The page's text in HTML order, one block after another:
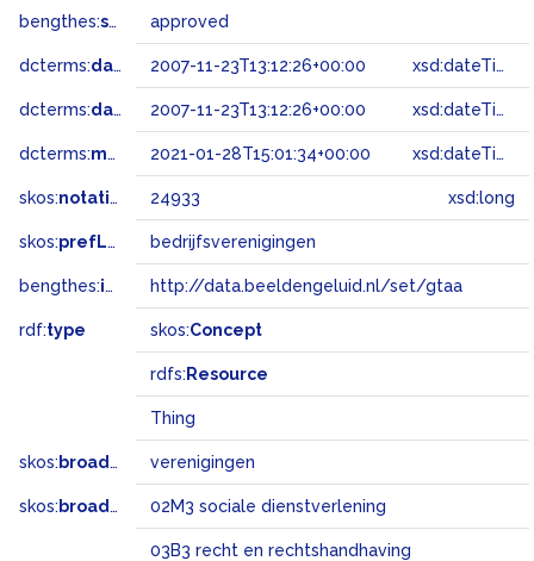
bengthes:status approved
dcterms:dateAccepted 2007-11-23T13:12:26+00:00 xsd:dateTime
dcterms:dateSubmitted 2007-11-23T13:12:26+00:00 xsd:dateTime
dcterms:modified 2021-01-28T15:01:34+00:00 xsd:dateTime
skos:notation 24933 xsd:long
skos:prefLabel bedrijfsverenigingen
bengthes:inSet http://data.beeldengeluid.nl/set/gtaa
rdf:type skos:Concept
rdfs: Resource
Thing
skos: broader verenigingen
skos: broadMatch 02M3 sociale dienstverlening
03B3 recht en rechtshandhaving